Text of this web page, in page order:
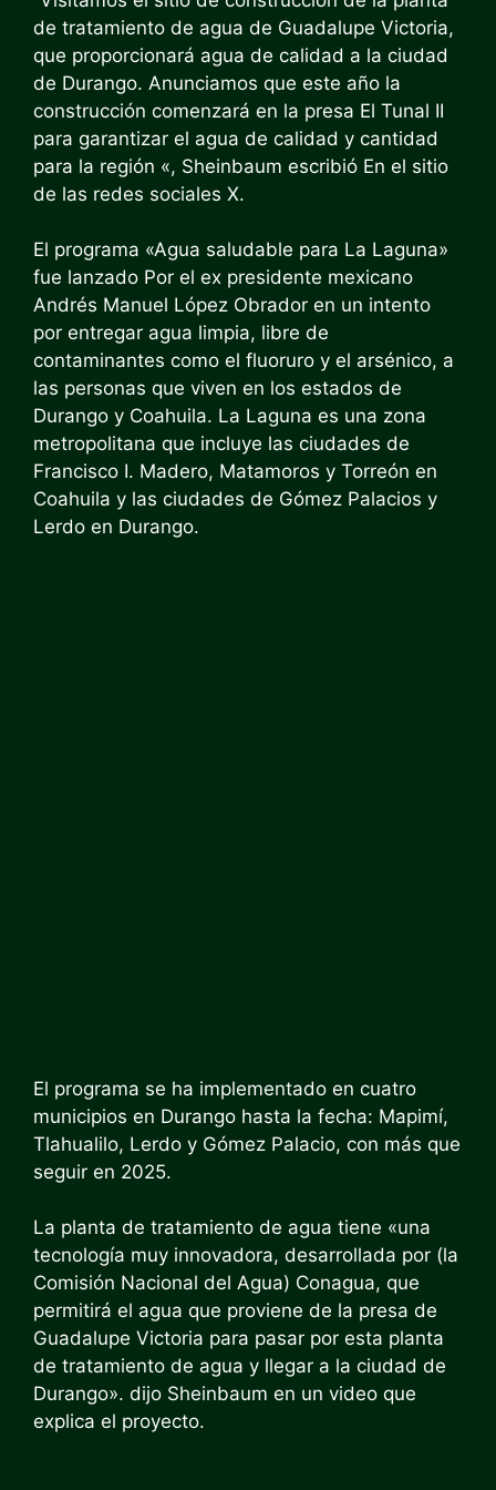
de tratamiento de agua de Guadalupe Victoria,
que proporcionará agua de calidad a la ciudad
de Durango. Anunciamos que este año la
construcción comenzará en la presa El Tunal II
para garantizar el agua de calidad y cantidad
para la región «, Sheinbaum escribió En el sitio
de las redes sociales X.
El programa «Agua saludable para La Laguna»
fue lanzado Por el ex presidente mexicano
Andrés Manuel López Obrador en un intento
por entregar agua limpia, libre de
contaminantes como el fluoruro y el arsénico, a
las personas que viven en los estados de
Durango y Coahuila. La Laguna es una zona
metropolitana que incluye las ciudades de
Francisco I. Madero, Matamoros y Torreón en
Coahuila y las ciudades de Gómez Palacios y
Lerdo en Durango.
El programa se ha implementado en cuatro
municipios en Durango hasta la fecha: Mapimí,
Tlahualilo, Lerdo y Gómez Palacio, con más que
seguir en 2025.
La planta de tratamiento de agua tiene «una
tecnología muy innovadora, desarrollada por (la
Comisión Nacional del Agua) Conagua, que
permitirá el agua que proviene de la presa de
Guadalupe Victoria para pasar por esta planta
de tratamiento de agua y llegar a la ciudad de
Durango». dijo Sheinbaum en un video que
explica el proyecto.